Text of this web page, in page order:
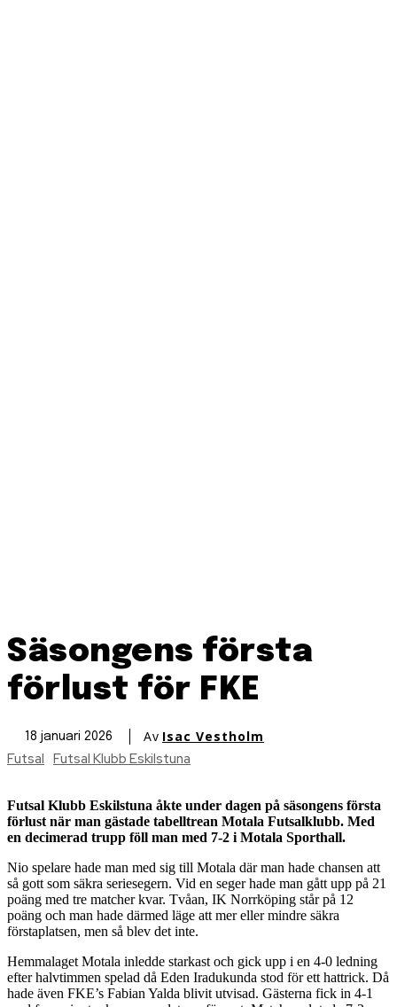
Säsongens första
förlust för FKE
18 januari 2026 Av Isac Vestholm
Futsal Futsal Klubb Eskilstuna
Futsal Klubb Eskilstuna åkte under dagen på säsongens första
förlust när man gästade tabelltrean Motala Futsalklubb. Med
en decimerad trupp föll man med 7-2 i Motala Sporthall.
Nio spelare hade man med sig till Motala där man hade chansen att
så gott som säkra seriesegern. Vid en seger hade man gått upp på 21
poäng med tre matcher kvar. Tvåan, IK Norrköping står på 12
poäng och man hade därmed läge att mer eller mindre säkra
förstaplatsen, men så blev det inte.
Hemmalaget Motala inledde starkast och gick upp i en 4-0 ledning
efter halvtimmen spelad då Eden Iradukunda stod för ett hattrick. Då
hade även FKE’s Fabian Yalda blivit utvisad. Gästerna fick in 4-1